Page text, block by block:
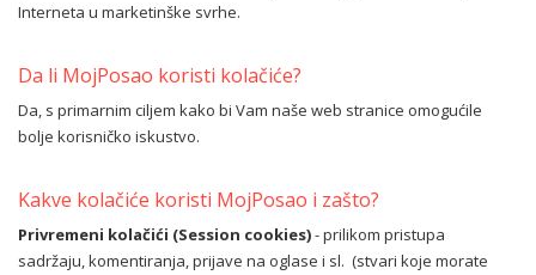
Interneta u marketinške svrhe.
Da li MojPosao koristi kolačiće?
Da, s primarnim ciljem kako bi Vam naše web stranice omogućile
bolje korisničko iskustvo.
Kakve kolačiće koristi MojPosao i zašto?
Privremeni kolačići (Session cookies)- prilikom pristupa
sadržaju, komentiranja, prijave na oglase i sl. (stvari koje morate